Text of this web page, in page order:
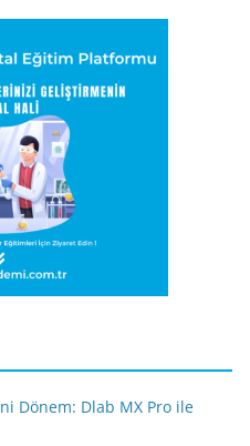
Dönem: Dlab MX Pro ile